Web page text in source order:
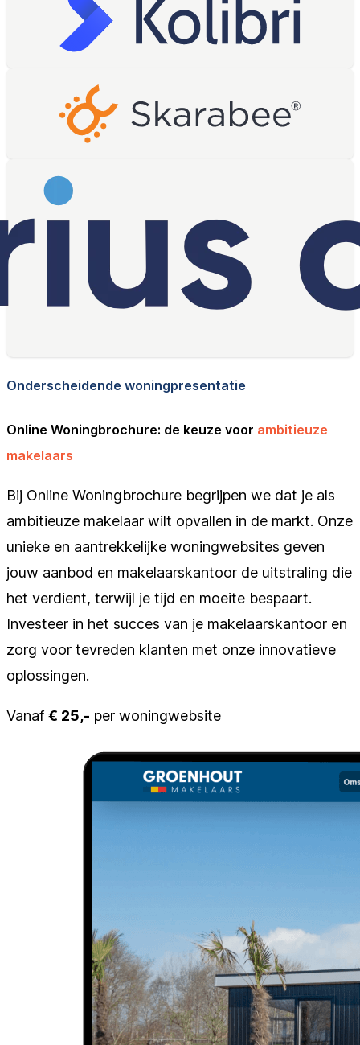
Onderscheidende woningpresentatie
Online Woningbrochure: de keuze voor ambitieuze
makelaars
Bij Online Woningbrochure begrijpen we dat je als
ambitieuze makelaar wilt opvallen in de markt. Onze
unieke en aantrekkelijke woningwebsites geven
jouw aanbod en makelaarskantoor de uitstraling die
het verdient, terwijl je tijd en moeite bespaart.
Investeer in het succes van je makelaarskantoor en
zorg voor tevreden klanten met onze innovatieve
oplossingen.
Vanaf € 25,- per woningwebsite